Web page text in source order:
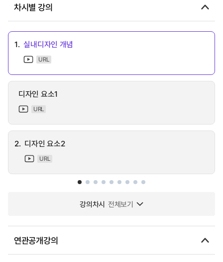
차시별 강의
1. 실내디자인 개념
URL
디자인 요소1
URL
2. 디자인 요소2
URL
강의차시 전체보기
연관공개강의